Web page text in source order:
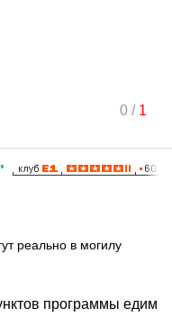
0/ 1
реально в могилу
программы едим